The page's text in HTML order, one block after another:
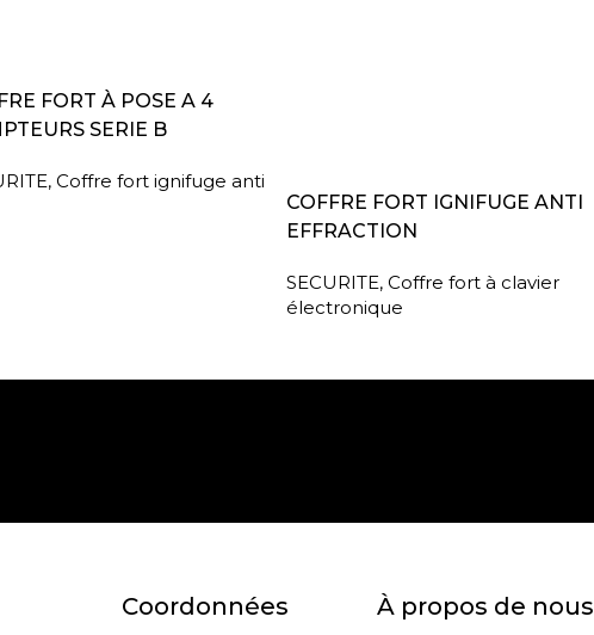
SUITEFORT À POSE A 4
SERIE B
, Coffre fort ignifuge anti
LIRE LA SUITE
COFFRE FORT IGNIFUGE ANTI
EFFRACTION
SECURITE, Coffre fort à clavier
électronique
Coordonnées À propos de nous